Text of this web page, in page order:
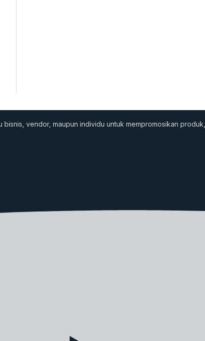
bisnis, vendor, maupun individu untuk mempromosikan